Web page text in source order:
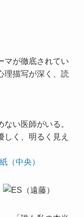
マが徹底されてい
理描写が深く、読
い医師がいる。
しく、明るく見え